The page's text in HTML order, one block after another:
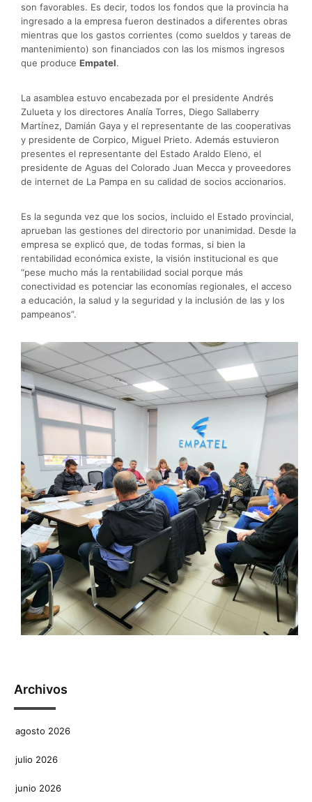
son favorables. Es decir, todos los fondos que la provincia ha
ingresado a la empresa fueron destinados a diferentes obras
mientras que los gastos corrientes (como sueldos y tareas de
mantenimiento) son financiados con las los mismos ingresos
que produce Empatel.
La asamblea estuvo encabezada por el presidente Andrés
Zulueta y los directores Analía Torres, Diego Sallaberry
Martínez, Damián Gaya y el representante de las cooperativas
y presidente de Corpico, Miguel Prieto. Además estuvieron
presentes el representante del Estado Araldo Eleno, el
presidente de Aguas del Colorado Juan Mecca y proveedores
de internet de La Pampa en su calidad de socios accionarios.
Es la segunda vez que los socios, incluido el Estado provincial,
aprueban las gestiones del directorio por unanimidad. Desde la
empresa se explicó que, de todas formas, si bien la
rentabilidad económica existe, la visión institucional es que
“pese mucho más la rentabilidad social porque más
conectividad es potenciar las economías regionales, el acceso
a educación, la salud y la seguridad y la inclusión de las y los
pampeanos”.
Archivos
agosto 2026
julio 2026
junio 2026